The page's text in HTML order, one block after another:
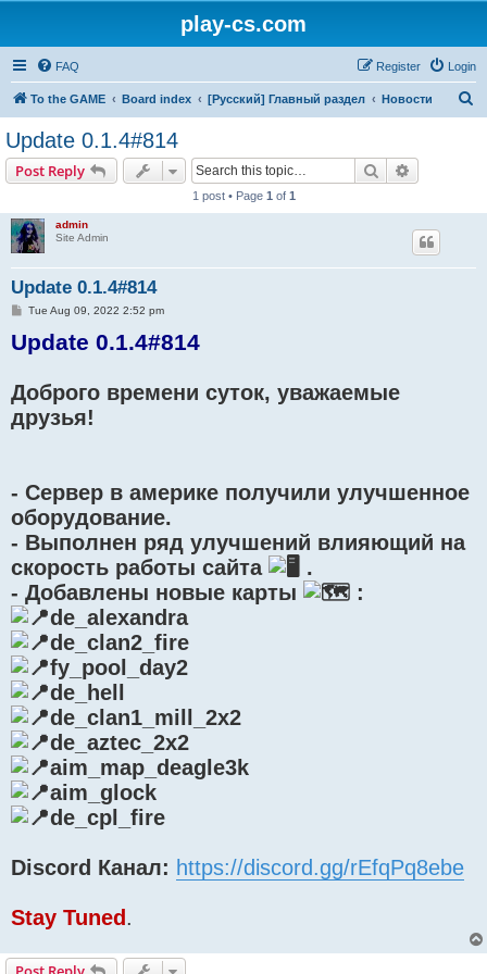
play-cs.com
FAQ Login
Register
To the GAME Board index [Русский] Главный раздел Новости
Update 0.1.4#814
Post Reply Search
1 post • Page 1 of 1
admin
Site Admin
Update 0.1.4#814
P
s
t
Tue Aug 09, 2022 2:52 pm
Update 0.1.4#814
Доброго времени суток, уважаемые
друзья!
- Сервер в америке получили улучшенное
оборудование.
- Выполнен ряд улучшений влияющий на
скорость работы сайта
.
- Добавлены новые карты
:
de_alexandra
de_clan2_fire
fy_pool_day2
de_hell
de_clan1_mill_2x2
de_aztec_2x2
aim_map_deagle3k
aim_glock
de_cpl_fire
Discord Канал: https://discord.gg/rEfqPq8ebe
Stay Tuned.